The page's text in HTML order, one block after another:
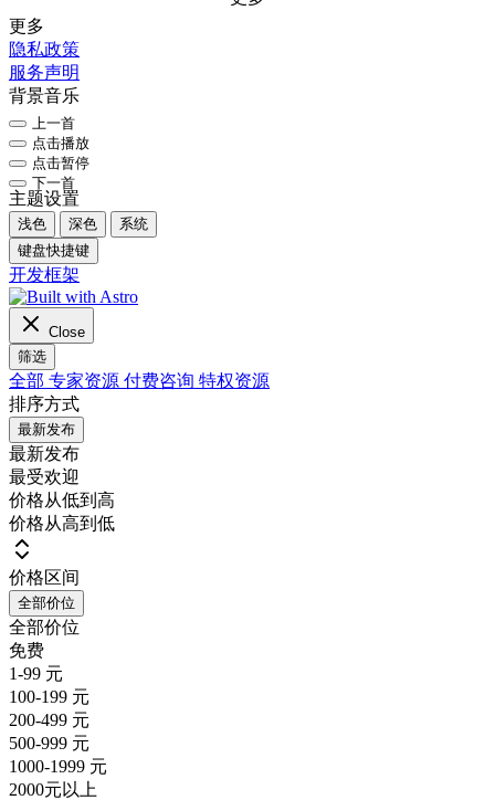
更多
隐私政策
服务声明
背景音乐
上一首
点击播放
点击暂停
下一首
主题设置
浅色 深色
系统
键盘快捷键
开发框架
Close
筛选
全部 专家资源 付费咨询 特权资源
排序方式
最新发布
最新发布
最受欢迎
价格从低到高
价格从高到低
价格区间
全部价位
全部价位
免费
1-99 元
100-199 元
200-499 元
500-999 元
1000-1999 元
2000元以上